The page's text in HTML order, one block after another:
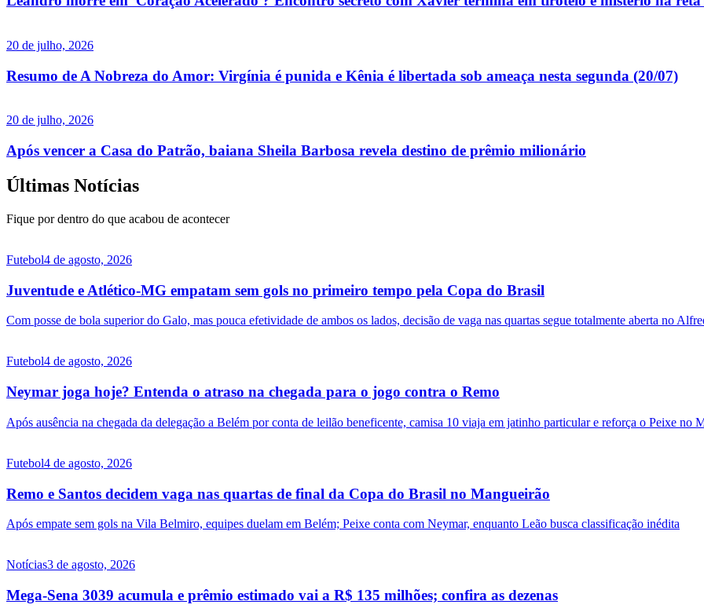
20 de julho, 2026
Resumo de A Nobreza do Amor: Virgínia é punida e Kênia é libertada sob ameaça nesta segunda (20/07)
20 de julho, 2026
Após vencer a Casa do Patrão, baiana Sheila Barbosa revela destino de prêmio milionário
Últimas Notícias
Fique por dentro do que acabou de acontecer
Futebol4 de agosto, 2026
Juventude e Atlético-MG empatam sem gols no primeiro tempo pela Copa do Brasil
Com posse de bola superior do Galo, mas pouca efetividade de ambos os lados, decisão de vaga nas quartas segue totalmente aberta no
Futebol4 de agosto, 2026
Neymar joga hoje? Entenda o atraso na chegada para o jogo contra o Remo
Após ausência na chegada da delegação a Belém por conta de leilão beneficente, camisa 10 viaja em jatinho particular e reforça o Peixe no
Futebol4 de agosto, 2026
Remo e Santos decidem vaga nas quartas de final da Copa do Brasil no Mangueirão
Após empate sem gols na Vila Belmiro, equipes duelam em Belém; Peixe conta com Neymar, enquanto Leão busca classificação inédita
Notícias3 de agosto, 2026
Mega-Sena 3039 acumula e prêmio estimado vai a R$ 135 milhões; confira as dezenas